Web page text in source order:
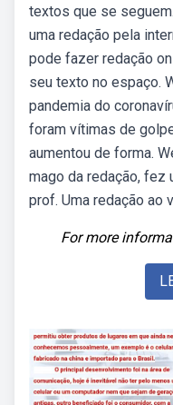
textos que se
uma redação pela
pode fazer redação
seu texto no espaço.
pandemia do
foram vítimas de
aumentou de forma.
mago da redação, fez
prof. Uma redação ao
For more